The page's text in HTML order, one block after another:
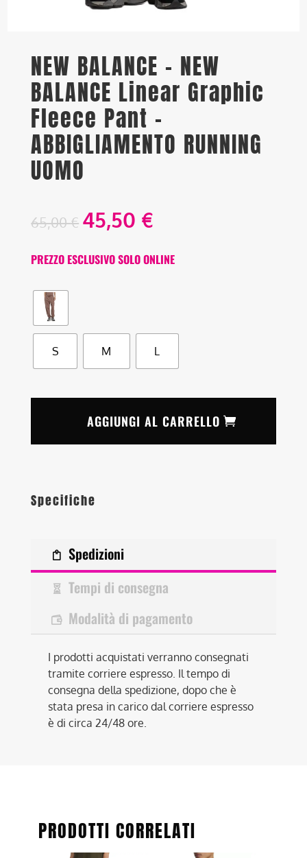
NEW BALANCE – NEW
BALANCE Linear Graphic
Fleece Pant –
ABBIGLIAMENTO RUNNING
UOMO
65,00€ 45,50 €
PREZZO ESCLUSIVO SOLO ONLINE
S M L
AGGIUNGI AL CARRELLO
Specifiche
Spedizioni
Tempi di consegna
Modalità di pagamento
I prodotti acquistati verranno consegnati
tramite corriere espresso. Il tempo di
consegna della spedizione, dopo che è
stata presa in carico dal corriere espresso
è di circa 24/48 ore.
PRODOTTI CORRELATI